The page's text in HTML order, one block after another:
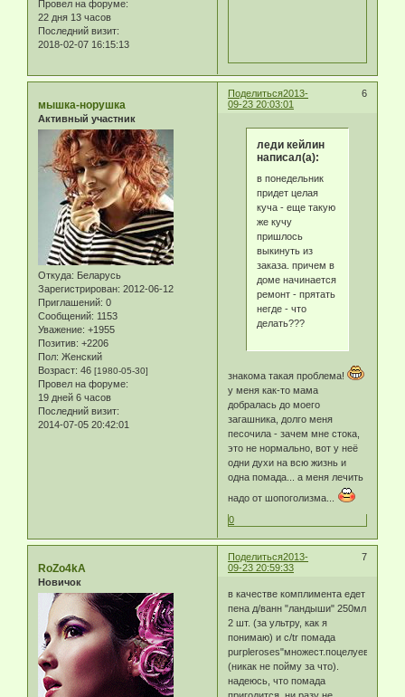
Провел на форуме:
22 дня 13 часов
Последний визит:
2018-02-07 16:15:13
Поделиться 6
2013-
09-23 20:03:01
мышка-норушка
Активный участник
Откуда: Беларусь
Зарегистрирован: 2012-06-12
Приглашений: 0
Сообщений: 1153
Уважение: +1955
Позитив: +2206
Пол: Женский
Возраст: 46 [1980-05-30]
Провел на форуме:
19 дней 6 часов
Последний визит:
2014-07-05 20:42:01
леди кейлин
написал(а):
в понедельник
придет целая
куча - еще такую
же кучу
пришлось
выкинуть из
заказа. причем в
доме начинается
ремонт - прятать
негде - что
делать???
знакома такая проблема!
у меня как-то мама
добралась до моего
загашника, долго меня
песочила - зачем мне стока,
это не нормально, вот у неё
одни духи на всю жизнь и
одна помада... а меня лечить
надо от шопоголизма...
0
Поделиться 7
2013-
09-23 20:59:33
RoZo4kA
Новичок
в качестве комплимента едет
пена д/ванн "ландыши" 250мл
2 шт. (за ультру, как я
понимаю) и c/tr помада
purpleroses"множест.поцелуев"
(никак не пойму за что).
надеюсь, что помада